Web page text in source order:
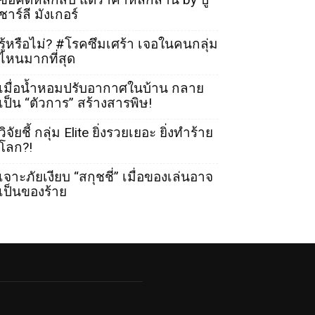
าร์ลี มังเกอร์
หรือไม่? #โรคซึมเศร้า เจอในคนกลุ่ม
หนมากที่สุด
มื่อน้ำหอมปรับอากาศในบ้าน กลาย
ป็น “ตัวการ” สร้างสารพิษ!
จัยชี้ กลุ่ม Elite ยิ่งรวยเยอะ ยิ่งทำร้าย
ลก?!
จาะภัยเงียบ “สกุชชี่” เมื่อของเล่นอาจ
ป็นของร้าย